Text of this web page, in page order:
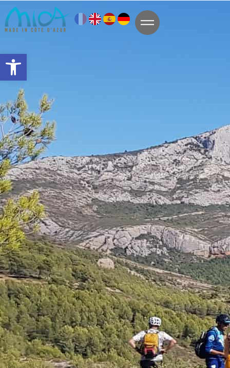
Ouvrir la barre d’outils